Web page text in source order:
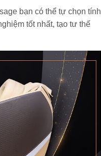
bạn có thể tự chọn tính
tốt nhất, tạo tư thế